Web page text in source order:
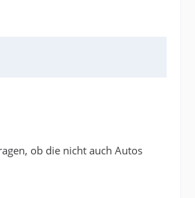
ob die nicht auch Autos